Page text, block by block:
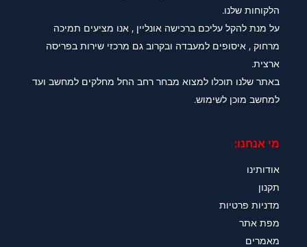
הלקוחות שלנו.
על מנת להקל עליכם ברכישה אונליין , אנו מציעים תמיכה
מרחוק , איסופים למעבדה ובקרוב גם מרכזי שירות בפריסה
ארצית.
באתר שלנו תוכלו למצוא מבחר רחב החל מחלקים למחשב ועד
למחשב מוכן לשימוש.
מי אנחנו:
אודותינו
תקנון
מדניות פרטיות
מפת אתר
מאמרים